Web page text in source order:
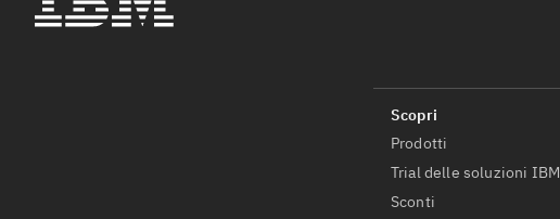
Prodotti
Trial delle soluzioni IBM
Sconti